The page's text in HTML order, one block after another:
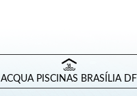
ACQUA PISCINAS BRASÍLIA DF